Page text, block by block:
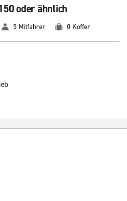
oder ähnlich
5 Mitfahrer 0 Koffer